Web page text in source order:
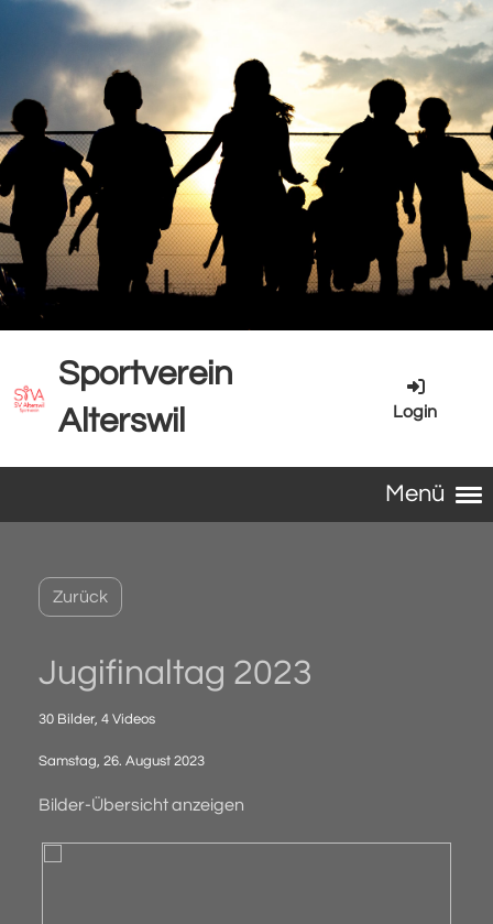
Sportverein
Alterswil
Login
Menü
Zurück
Jugifinaltag 2023
30 Bilder, 4 Videos
Samstag, 26. August 2023
Bilder-Übersicht anzeigen